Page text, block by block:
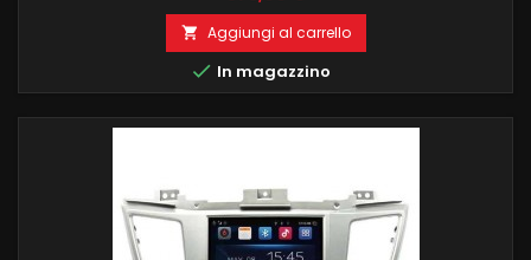
CARPLAY INTEGRATO PROCESSORE PX6 TOP DI GAMMA
 Aggiungi al carrello
 In magazzino